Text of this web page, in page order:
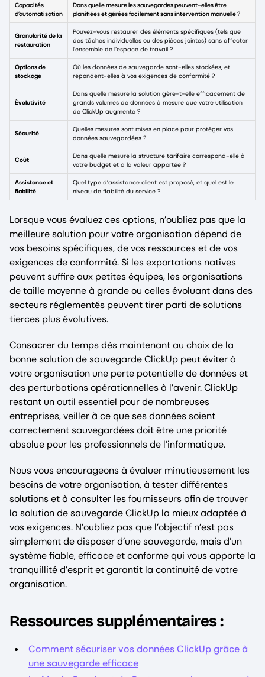
Capacités
d’automatisation
Dans quelle mesure les sauvegardes peuvent-elles être
planifiées et gérées facilement sans intervention manuelle ?
Granularité de la
restauration
Pouvez-vous restaurer des éléments spécifiques (tels que
des tâches individuelles ou des pièces jointes) sans affecter
l’ensemble de l’espace de travail ?
Options de
stockage
Où les données de sauvegarde sont-elles stockées, et
répondent-elles à vos exigences de conformité ?
Évolutivité
Dans quelle mesure la solution gère-t-elle efficacement de
grands volumes de données à mesure que votre utilisation
de ClickUp augmente ?
Sécurité
Quelles mesures sont mises en place pour protéger vos
données sauvegardées ?
Coût
Dans quelle mesure la structure tarifaire correspond-elle à
votre budget et à la valeur apportée ?
Assistance et
fiabilité
Quel type d’assistance client est proposé, et quel est le
niveau de fiabilité du service ?
Lorsque vous évaluez ces options, n’oubliez pas que la
meilleure solution pour votre organisation dépend de
vos besoins spécifiques, de vos ressources et de vos
exigences de conformité. Si les exportations natives
peuvent suffire aux petites équipes, les organisations
de taille moyenne à grande ou celles évoluant dans des
secteurs réglementés peuvent tirer parti de solutions
tierces plus évolutives.
Consacrer du temps dès maintenant au choix de la
bonne solution de sauvegarde ClickUp peut éviter à
votre organisation une perte potentielle de données et
des perturbations opérationnelles à l’avenir. ClickUp
restant un outil essentiel pour de nombreuses
entreprises, veiller à ce que ses données soient
correctement sauvegardées doit être une priorité
absolue pour les professionnels de l’informatique.
Nous vous encourageons à évaluer minutieusement les
besoins de votre organisation, à tester différentes
solutions et à consulter les fournisseurs afin de trouver
la solution de sauvegarde ClickUp la mieux adaptée à
vos exigences. N’oubliez pas que l’objectif n’est pas
simplement de disposer d’une sauvegarde, mais d’un
système fiable, efficace et conforme qui vous apporte la
tranquillité d’esprit et garantit la continuité de votre
organisation.
Ressources supplémentaires :
Comment sécuriser vos données ClickUp grâce à
une sauvegarde efficace